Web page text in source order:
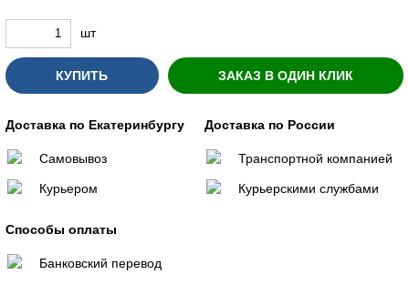
шт
КУПИТЬ ЗАКАЗ В ОДИН КЛИК
Доставка по Екатеринбургу
Самовывоз
Курьером
Доставка по России
Транспортной компанией
Курьерскими службами
Способы оплаты
Банковский перевод